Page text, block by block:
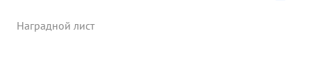
Наградной лист